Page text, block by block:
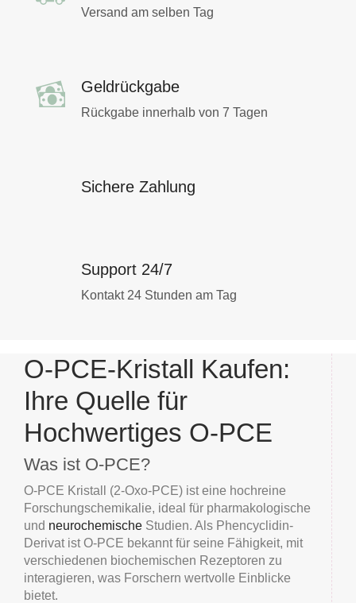
Versand am selben Tag
Geldrückgabe
Rückgabe innerhalb von 7 Tagen
Sichere Zahlung
Support 24/7
Kontakt 24 Stunden am Tag
O-PCE-Kristall Kaufen:
Ihre Quelle für
Hochwertiges O-PCE
Was ist O-PCE?
O-PCE Kristall (2-Oxo-PCE) ist eine hochreine
Forschungschemikalie, ideal für pharmakologische
und neurochemische Studien. Als Phencyclidin-
Derivat ist O-PCE bekannt für seine Fähigkeit, mit
verschiedenen biochemischen Rezeptoren zu
interagieren, was Forschern wertvolle Einblicke
bietet.